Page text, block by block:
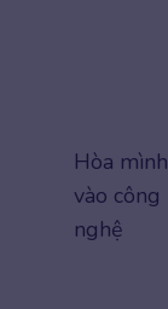
Hòa mình
vào công
nghệ